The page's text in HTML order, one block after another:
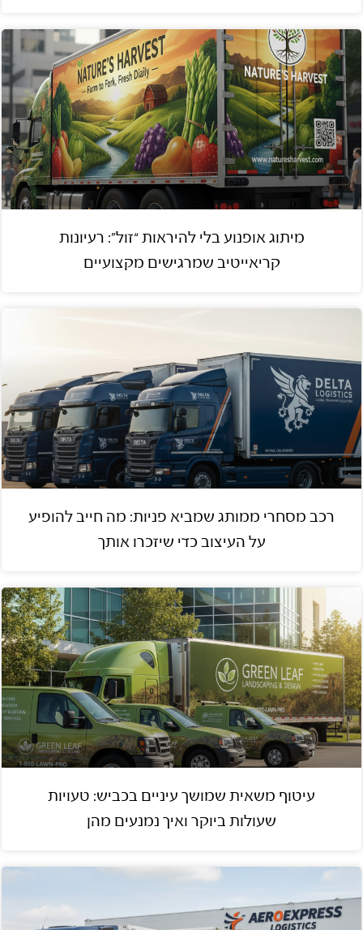
מיתוג אופנוע בלי להיראות “זול”: רעיונות
קריאייטיב שמרגישים מקצועיים
רכב מסחרי ממותג שמביא פניות: מה חייב להופיע
על העיצוב כדי שיזכרו אותך
עיטוף משאית שמושך עיניים בכביש: טעויות
שעולות ביוקר ואיך נמנעים מהן